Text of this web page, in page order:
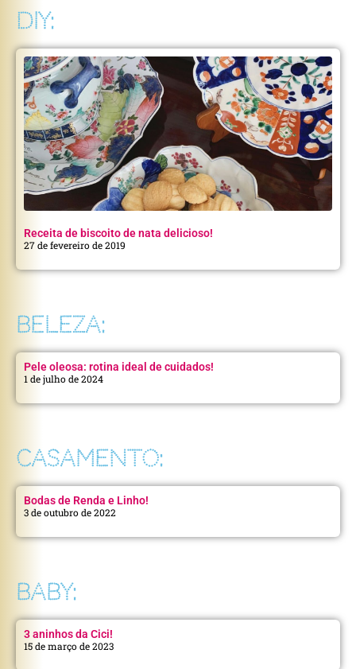
DIY:
Receita de biscoito de nata delicioso!
27 de fevereiro de 2019
BELEZA:
Pele oleosa: rotina ideal de cuidados!
1 de julho de 2024
CASAMENTO:
Bodas de Renda e Linho!
3 de outubro de 2022
BABY:
3 aninhos da Cici!
15 de março de 2023